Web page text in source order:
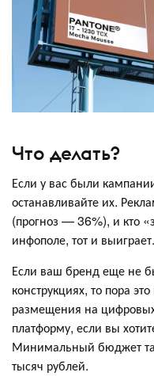
Что делать?
Если у вас были
останавливайте их.
(прогноз — 36%), и кто
инфополе, тот и выиграет.
Если ваш бренд еще не
конструкциях, то пора
размещения на
платформу, если вы
Минимальный бюджет
тысяч рублей.